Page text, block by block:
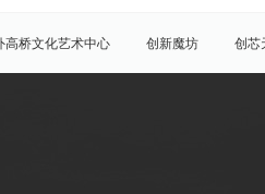
高桥文化艺术中心 创新魔坊 创芯